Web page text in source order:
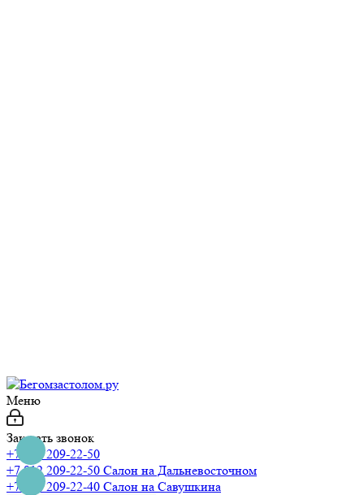
Меню
Заказать звонок
+7 812 209-22-50
+7 812 209-22-50 Салон на Дальневосточном
+7 812 209-22-40 Салон на Савушкина